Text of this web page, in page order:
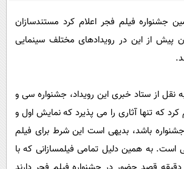
باشگاه مغز
مجله تصویری سلاح
اقتصاد
ورزش
فناوری
گوناگون
حوادث
عصر ایران 2
خواندنی ها و دیدنی ها
روانشناسی
آشپزی
دانلود
آموزش زبان
جشنواره فیلم فجر اعلام کرد مستندسازان
پیش از این در رویدادهای مختلف سینمایی
نقل از ستاد خبری این رویداد، جشنواره سی و
که تنها آثاری را می پذیرد که نمایش اول و
جشنواره باشد، بدیهی است این شرط برای فیلم
است. به همین دلیل تمامی فیلمسازانی که با